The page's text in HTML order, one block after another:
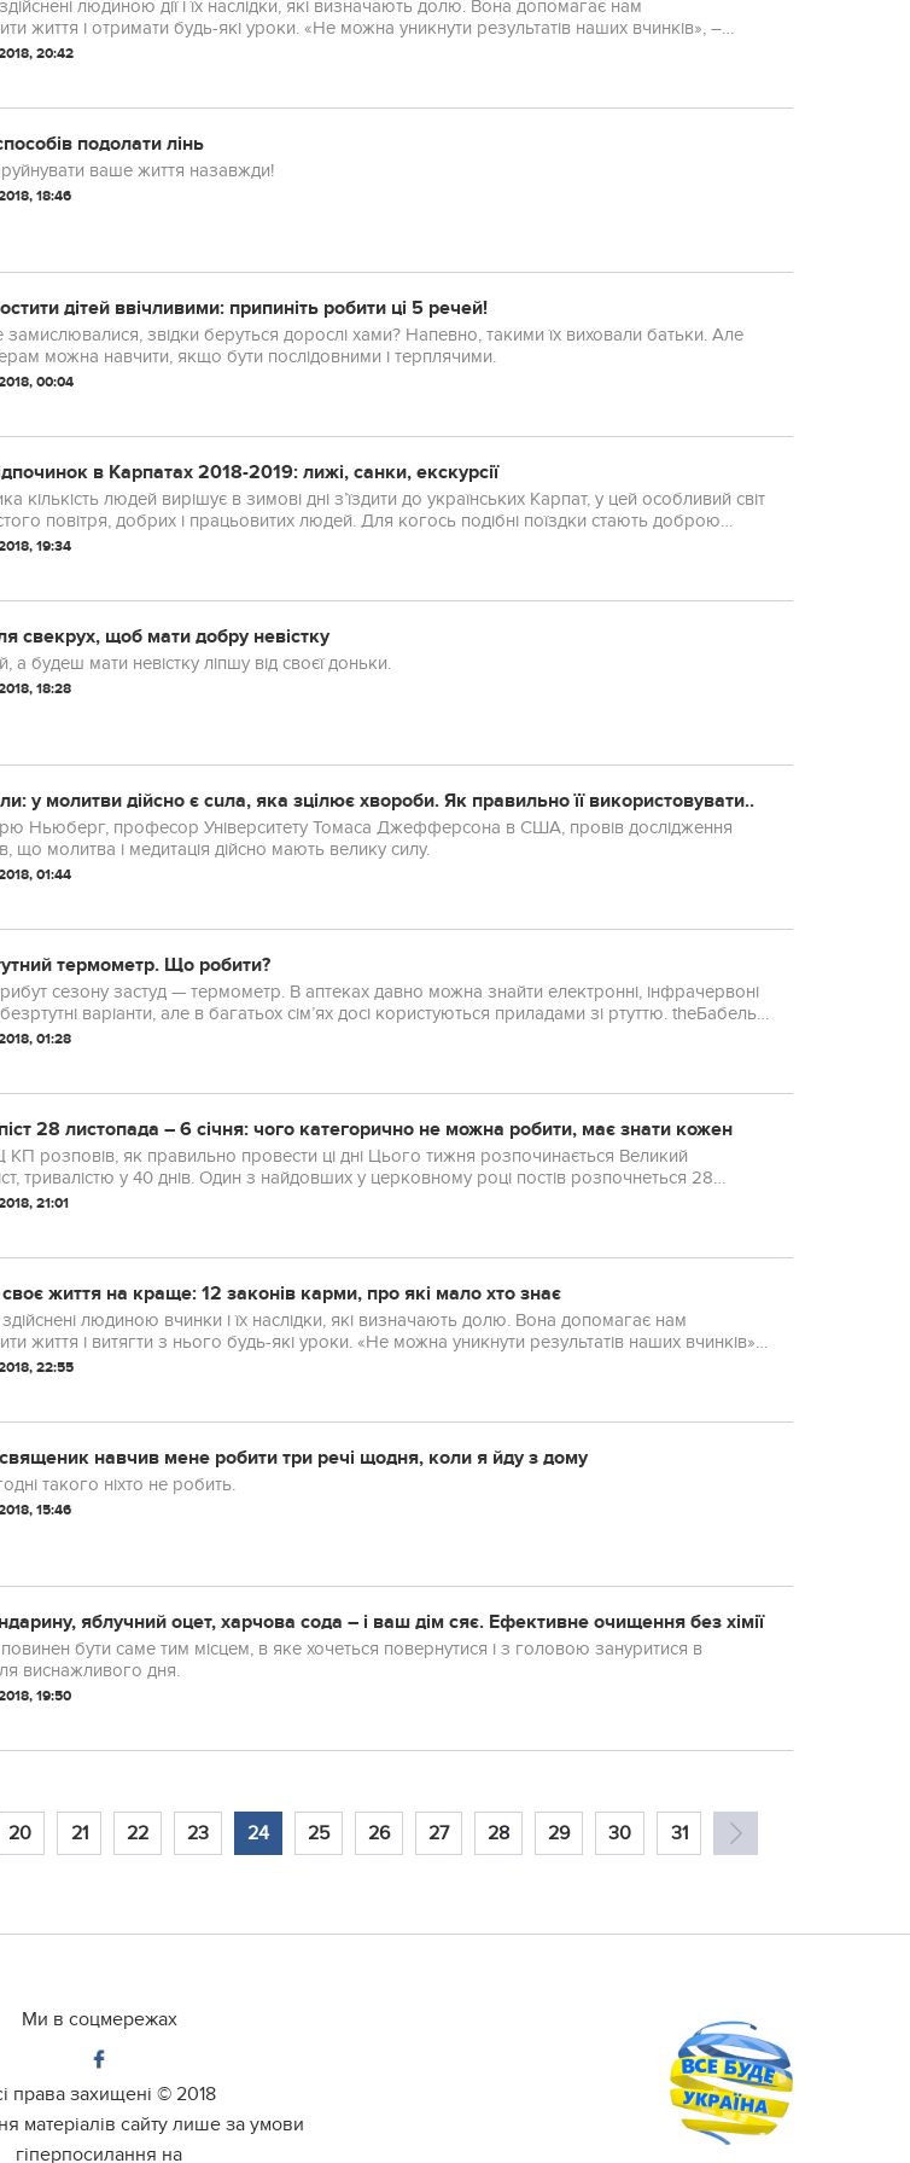
людиною дії і їх наслідки, які визначають долю. Вона допомагає нам
життя і отримати будь-які уроки. «Не можна уникнути результатів наших вчинків», –
законів.
20:42
подолати лінь
ваше життя назавжди!
18:46
дітей ввічливими: припиніть робити ці 5 речей!
замислювалися, звідки беруться дорослі хами? Напевно, такими їх виховали батьки. Але
можна навчити, якщо бути послідовними і терплячими.
00:04
в Карпатах 2018-2019: лижі, санки, екскурсії
кількість людей вирішує в зимові дні з’їздити до українських Карпат, у цей особливий світ
повітря, добрих і працьовитих людей. Для когось подібні поїздки стають доброю
для когось це абсолютно новий жи...
19:34
свекрух, щоб мати добру невістку
а будеш мати невістку ліпшу від своєї доньки.
18:28
у молитви дійсно є сuла, яка зцілює хвoрoби. Як правильно її використовувати..
Ньюберг, професор Університету Томаса Джефферсона в США, провів дослідження
що молитва і медитація дійсно мають велику силу.
01:44
термометр. Що робити?
сезону застуд — термометр. В аптеках давно можна знайти електронні, інфрачервоні
варіанти, але в багатьох сім’ях досі користуються приладами зі ртуттю. theБабель
робити, якщо розбили ртутний терм...
01:28
28 листопада – 6 січня: чого категорично не можна робити, має знати кожен
розповів, як правильно провести ці дні Цього тижня розпочинається Великий
тривалістю у 40 днів. Один з найдовших у церковному році постів розпочнеться 28
6 січня.
21:01
життя на краще: 12 законів карми, про які мало хто знає
людиною вчинки і їх наслідки, які визначають долю. Вона допомагає нам
життя і витягти з нього будь-які уроки. «Не можна уникнути результатів наших вчинків»,
законів.
22:55
навчив мене робити три речі щодня, коли я йду з дому
такого ніхто не робить.
15:46
яблучний оцет, харчова сода – і ваш дім сяє. Ефективне очищення без хімії
бути саме тим місцем, в яке хочеться повернутися і з головою зануритися в
виснажливого дня.
19:50
20 21 22 23 24 25 26 27 28 29 30 31
Ми в соцмережах
права захищені ©2018
матеріалів сайту лише за умови
гіперпосилання на